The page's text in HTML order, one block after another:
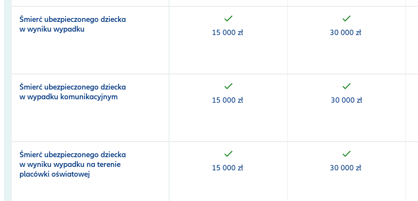
Śmierć ubezpieczonego dziecka
w wyniku wypadku
15 000 zł 30 000 zł
Śmierć ubezpieczonego dziecka
w wypadku komunikacyjnym
15 000 zł 30 000 zł
Śmierć ubezpieczonego dziecka
w wyniku wypadku na terenie
placówki oświatowej
15 000 zł 30 000 zł